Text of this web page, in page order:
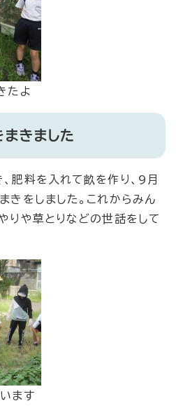
たよ
きました
肥料を入れて畝を作り、9月
をしました。これからみん
りや草とりなどの世話をして
ます